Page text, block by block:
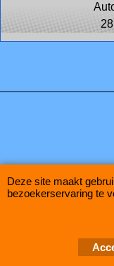
Deze site maakt
bezoekerservaring te